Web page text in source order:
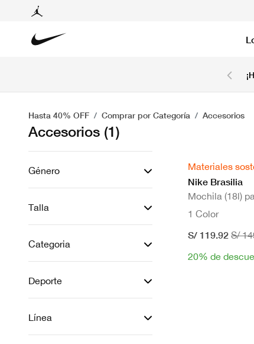
Hasta 40% OFF Comprar por Categoría Accesorios
Accesorios (1)
Género
Talla
Categoria
Deporte
Línea
Materiales
Nike Brasilia
Mochila (18l)
1 Color
S/ 119.92 S/
20% de